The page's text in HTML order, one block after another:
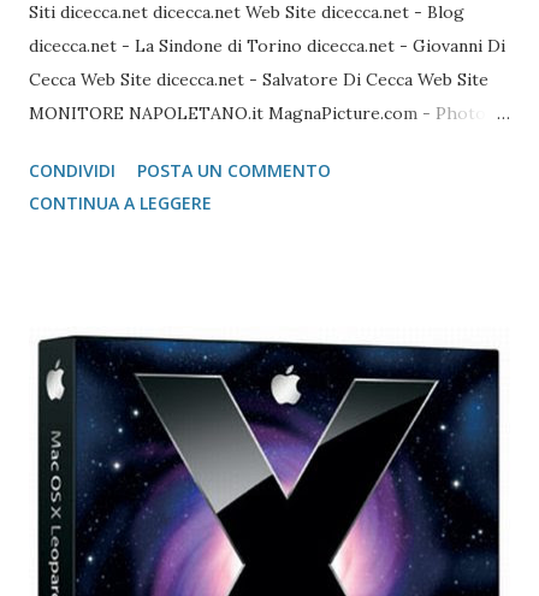
Siti dicecca.net dicecca.net Web Site dicecca.net - Blog
dicecca.net - La Sindone di Torino dicecca.net - Giovanni Di
Cecca Web Site dicecca.net - Salvatore Di Cecca Web Site
MONITORE NAPOLETANO.it MagnaPicture.com - Photo
Mozilla FireFox / Thunderbird / FileZilla Portable FireFox
Download localizzati FireFox Portable - Pagina download
copia gratuita per 1 anno Adobe Reader Get Adobe Acrobat
e Adobe Reader Cartella tutte le versioni Adobe Reader da
scaricare offline Microsoft 365 Accedere ad area riservata
Microsoft 365 Scarica Office (365 o versione unica) dal Sito
Microsoft Windows 365 VideoLAN VLC Video Player Pagina
di Download di VLC Pix Resizer for Windows Pagina
dell'autore del progr...
CONDIVIDI
POSTA UN COMMENTO
CONTINUA A LEGGERE